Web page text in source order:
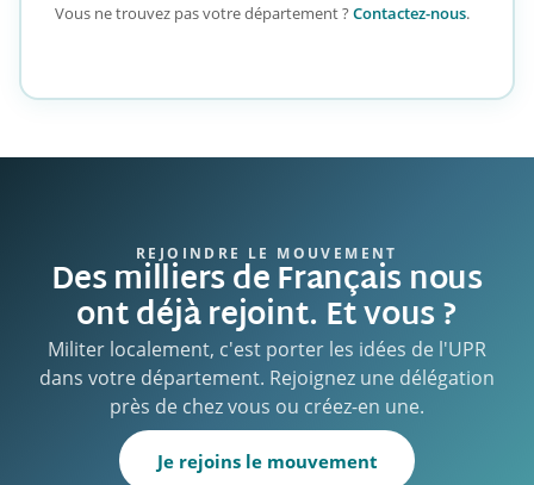
Vous ne trouvez pas votre département ? Contactez-nous.
REJOINDRE LE MOUVEMENT
Des milliers de Français nous
ont déjà rejoint. Et vous ?
Militer localement, c'est porter les idées de l'UPR
dans votre département. Rejoignez une délégation
près de chez vous ou créez-en une.
Je rejoins le mouvement